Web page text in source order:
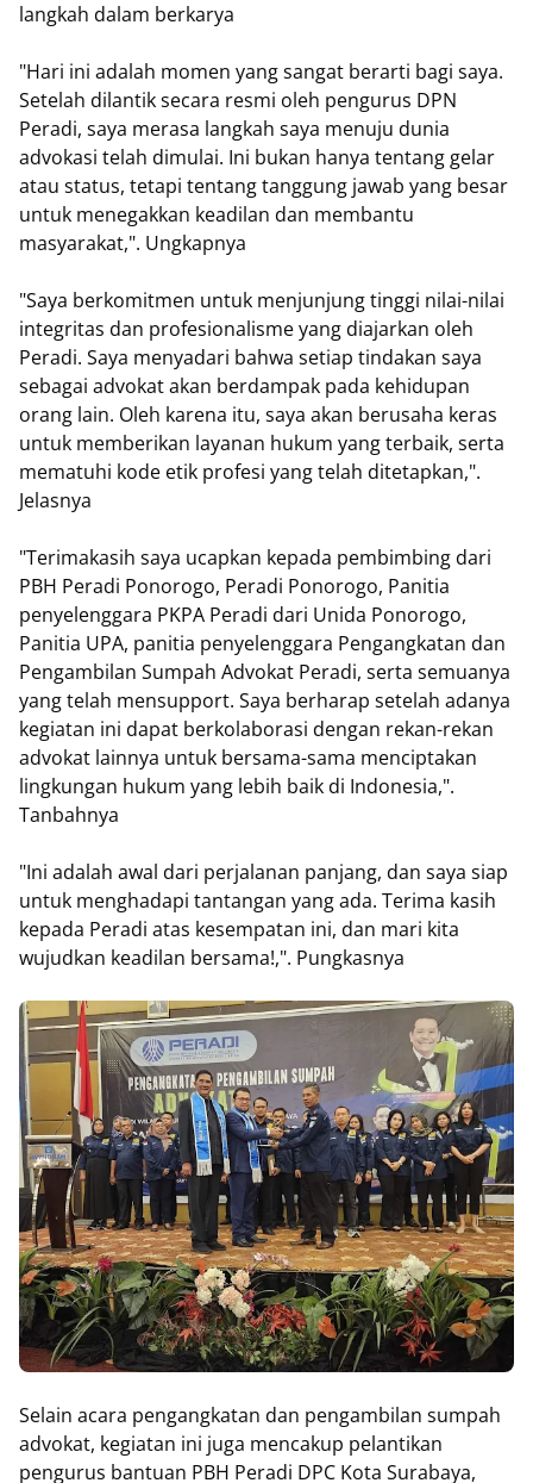
langkah dalam berkarya
"Hari ini adalah momen yang sangat berarti bagi saya.
Setelah dilantik secara resmi oleh pengurus DPN
Peradi, saya merasa langkah saya menuju dunia
advokasi telah dimulai. Ini bukan hanya tentang gelar
atau status, tetapi tentang tanggung jawab yang besar
untuk menegakkan keadilan dan membantu
masyarakat,". Ungkapnya
"Saya berkomitmen untuk menjunjung tinggi nilai-nilai
integritas dan profesionalisme yang diajarkan oleh
Peradi. Saya menyadari bahwa setiap tindakan saya
sebagai advokat akan berdampak pada kehidupan
orang lain. Oleh karena itu, saya akan berusaha keras
untuk memberikan layanan hukum yang terbaik, serta
mematuhi kode etik profesi yang telah ditetapkan,".
Jelasnya
"Terimakasih saya ucapkan kepada pembimbing dari
PBH Peradi Ponorogo, Peradi Ponorogo, Panitia
penyelenggara PKPA Peradi dari Unida Ponorogo,
Panitia UPA, panitia penyelenggara Pengangkatan dan
Pengambilan Sumpah Advokat Peradi, serta semuanya
yang telah mensupport. Saya berharap setelah adanya
kegiatan ini dapat berkolaborasi dengan rekan-rekan
advokat lainnya untuk bersama-sama menciptakan
lingkungan hukum yang lebih baik di Indonesia,".
Tanbahnya
"Ini adalah awal dari perjalanan panjang, dan saya siap
untuk menghadapi tantangan yang ada. Terima kasih
kepada Peradi atas kesempatan ini, dan mari kita
wujudkan keadilan bersama!,". Pungkasnya
Selain acara pengangkatan dan pengambilan sumpah
advokat, kegiatan ini juga mencakup pelantikan
pengurus bantuan PBH Peradi DPC Kota Surabaya,